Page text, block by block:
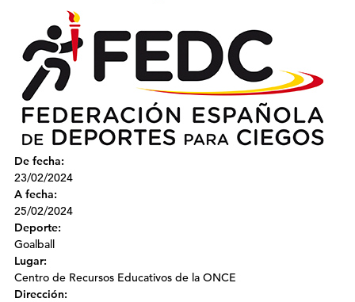
De fecha:
23/02/2024
A fecha:
25/02/2024
Deporte:
Goalball
Lugar:
Centro de Recursos Educativos de la ONCE
Dirección: